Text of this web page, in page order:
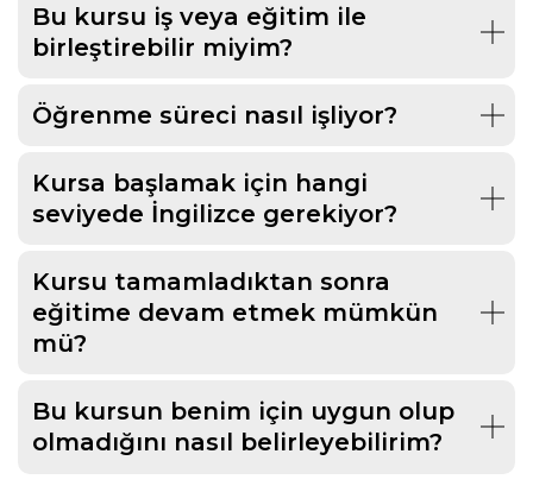
Bu kursu iş veya eğitim ile
birleştirebilir miyim?
Öğrenme süreci nasıl işliyor?
Kursa başlamak için hangi
seviyede İngilizce gerekiyor?
Kursu tamamladıktan sonra
eğitime devam etmek mümkün
mü?
Bu kursun benim için uygun olup
olmadığını nasıl belirleyebilirim?